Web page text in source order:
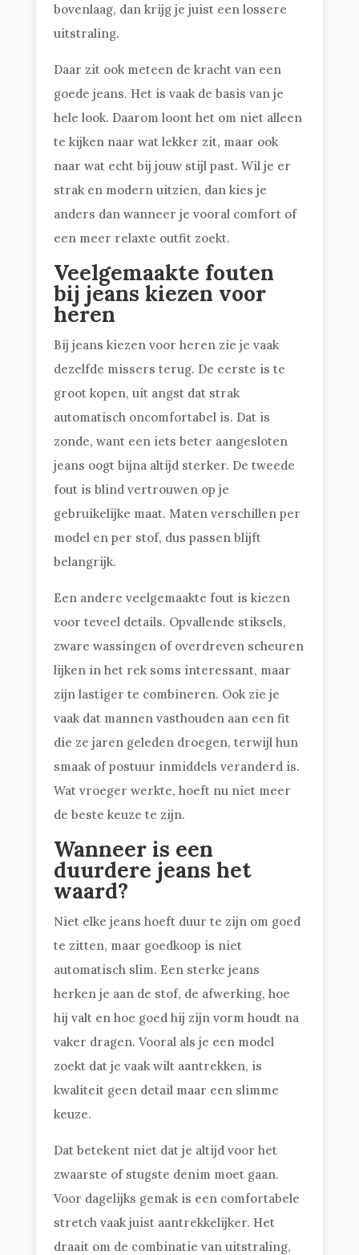
bovenlaag, dan krijg je juist een lossere
uitstraling.
Daar zit ook meteen de kracht van een
goede jeans. Het is vaak de basis van je
hele look. Daarom loont het om niet alleen
te kijken naar wat lekker zit, maar ook
naar wat echt bij jouw stijl past. Wil je er
strak en modern uitzien, dan kies je
anders dan wanneer je vooral comfort of
een meer relaxte outfit zoekt.
Veelgemaakte fouten
bij jeans kiezen voor
heren
Bij jeans kiezen voor heren zie je vaak
dezelfde missers terug. De eerste is te
groot kopen, uit angst dat strak
automatisch oncomfortabel is. Dat is
zonde, want een iets beter aangesloten
jeans oogt bijna altijd sterker. De tweede
fout is blind vertrouwen op je
gebruikelijke maat. Maten verschillen per
model en per stof, dus passen blijft
belangrijk.
Een andere veelgemaakte fout is kiezen
voor teveel details. Opvallende stiksels,
zware wassingen of overdreven scheuren
lijken in het rek soms interessant, maar
zijn lastiger te combineren. Ook zie je
vaak dat mannen vasthouden aan een fit
die ze jaren geleden droegen, terwijl hun
smaak of postuur inmiddels veranderd is.
Wat vroeger werkte, hoeft nu niet meer
de beste keuze te zijn.
Wanneer is een
duurdere jeans het
waard?
Niet elke jeans hoeft duur te zijn om goed
te zitten, maar goedkoop is niet
automatisch slim. Een sterke jeans
herken je aan de stof, de afwerking, hoe
hij valt en hoe goed hij zijn vorm houdt na
vaker dragen. Vooral als je een model
zoekt dat je vaak wilt aantrekken, is
kwaliteit geen detail maar een slimme
keuze.
Dat betekent niet dat je altijd voor het
zwaarste of stugste denim moet gaan.
Voor dagelijks gemak is een comfortabele
stretch vaak juist aantrekkelijker. Het
draait om de combinatie van uitstraling,